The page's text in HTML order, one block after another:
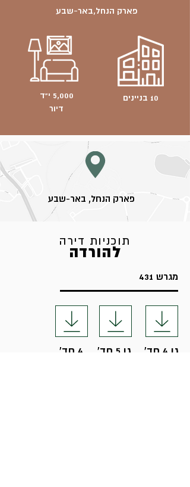
פארק הנחל,באר-שבע
5,000 י"ד
דיור
10 בניינים
פארק הנחל, באר-שבע
תוכניות דירה
להורדה
מגרש 431
4 חד' גן 5 חד' גן 4 חד'